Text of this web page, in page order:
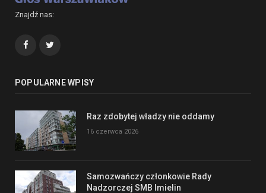
Znajdź nas:
Facebook
POPULARNE WPISY
Raz zdobytej władzy nie oddamy
16 czerwca 2026
Samozwańczy członkowie Rady
Nadzorczej SMB Imielin